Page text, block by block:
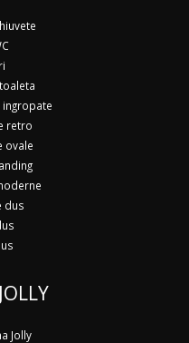
ingropate
retro
ovale
dus
Jolly